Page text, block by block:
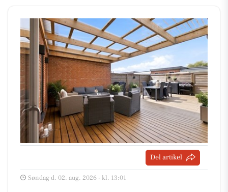
Del artikel
Søndag d. 02. aug. 2026 - kl. 13:01